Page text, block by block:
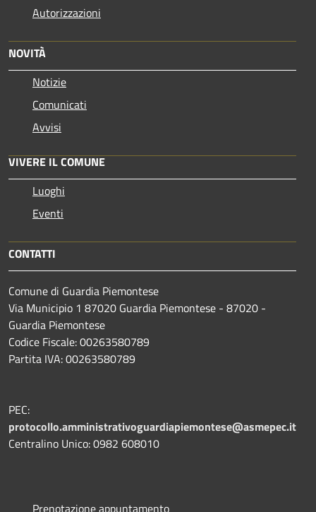
Autorizzazioni
NOVITÀ
Notizie
Comunicati
Avvisi
VIVERE IL COMUNE
Luoghi
Eventi
CONTATTI
Comune di Guardia Piemontese
Via Municipio 1 87020 Guardia Piemontese - 87020 -
Guardia Piemontese
Codice Fiscale: 00263580789
Partita IVA: 00263580789
PEC:
protocollo.amministrativoguardiapiemontese@asmepec.it
Centralino Unico: 0982 608010